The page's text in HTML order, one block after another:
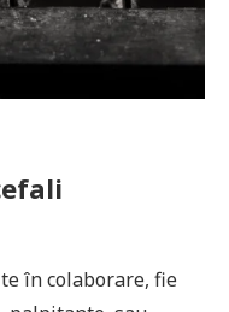
în colaborare, fie